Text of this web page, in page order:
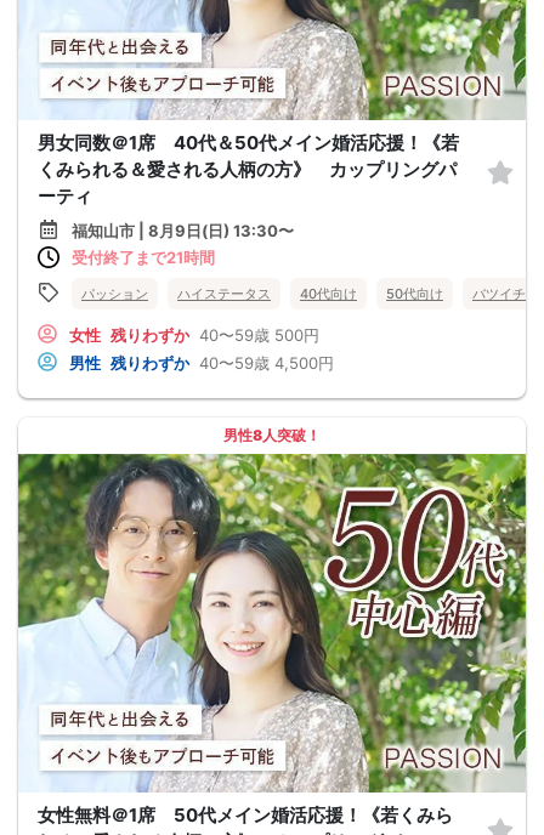
男女同数＠1席 40代＆50代メイン婚活応援！《若
くみられる＆愛される人柄の方》 カップリングパ
ーティ
福知山市 | 8月9日(日) 13:30〜
受付終了まで21時間
パッション ハイステータス 40代向け 50代向け バツイチ・
女性 残りわずか 40〜59歳 500円
男性 残りわずか 40〜59歳 4,500円
男性8人突破！
女性無料＠1席 50代メイン婚活応援！《若くみら